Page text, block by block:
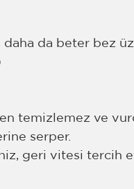
daha da beter bez
temizlemez ve
serper.
geri vitesi tercih